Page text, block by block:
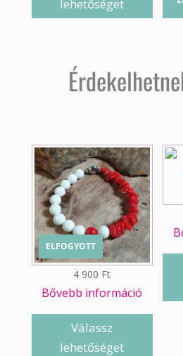
lehetőséget
ELFOGYOTT
4 900 Ft
Bővebb információ
Válassz
lehetőséget